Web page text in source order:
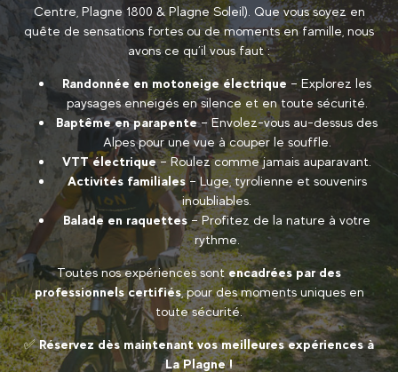
Centre, Plagne 1800 & Plagne Soleil). Que vous soyez en
quête de sensations fortes ou de moments en famille, nous
avons ce qu’il vous faut :
Randonnée en motoneige électrique – Explorez les
paysages enneigés en silence et en toute sécurité.
Baptême en parapente– Envolez-vous au-dessus des
Alpes pour une vue à couper le souffle.
VTT électrique– Roulez comme jamais auparavant.
Activités familiales– Luge, tyrolienne et souvenirs
inoubliables.
Balade en raquettes – Profitez de la nature à votre
rythme.
Toutes nos expériences sontencadrées par des
professionnels certifiés, pour des moments uniques en
toute sécurité.
✅Réservez dès maintenant vos meilleures expériences à
La Plagne !